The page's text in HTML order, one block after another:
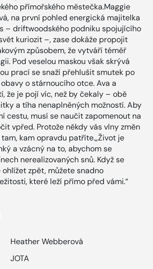
přímořského městečka.Maggie
na první pohled energická majitelka
– driftwoodského podniku spojujícího
kuriozit –, zase dokáže propojit
způsobem, že vytváří téměř
Pod veselou maskou však skrývá
prací se snaží přehlušit smutek po
o stárnoucího otce. Ava a
že je pojí víc, než by čekaly – obě
a tíha nenaplněných možností. Aby
cestu, musí se naučit zapomenout na
vpřed. Protože někdy vás vlny změn
kam opravdu patříte.„Život je
a vzácný na to, abychom se
nerealizovaných snů. Když se
zpět, můžete snadno
které leží přímo před vámi.“
Heather Webberová
JOTA